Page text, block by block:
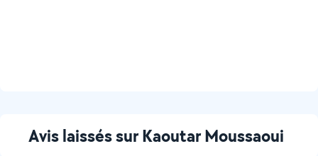
Avis laissés sur Kaoutar Moussaoui